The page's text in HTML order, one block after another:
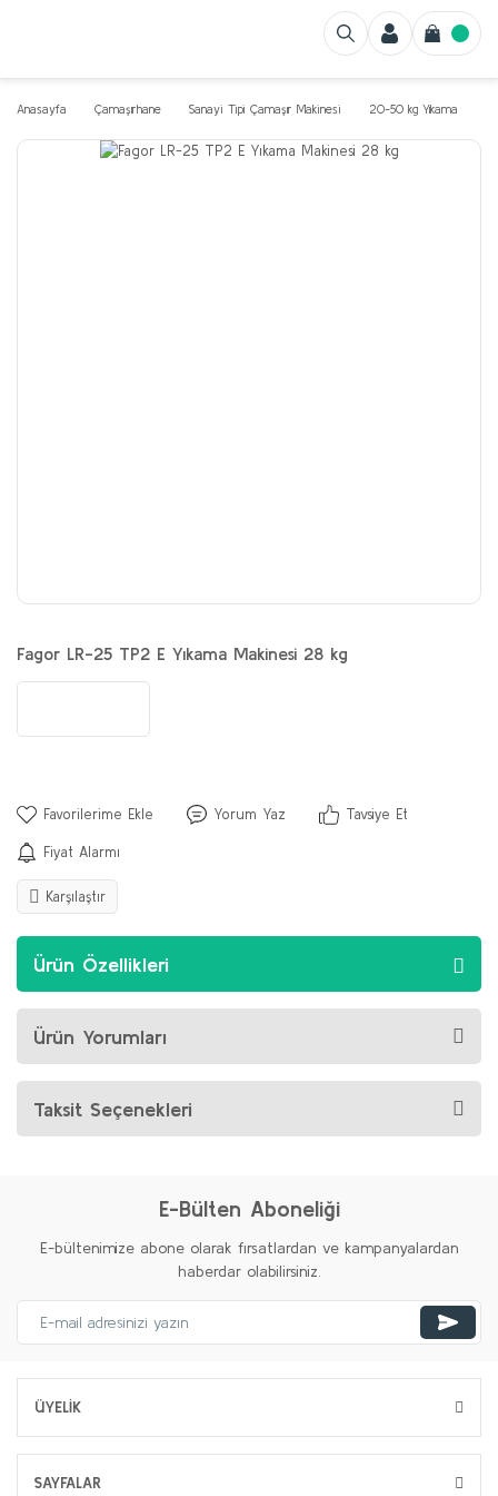
Anasayfa Çamaşırhane Sanayi Tipi Çamaşır Makinesi 20-50 kg Yıkama
Fagor LR-25 TP2 E Yıkama Makinesi 28 kg
Yorum Yaz Tavsiye Et
Fiyat Alarmı
Karşılaştır
Ürün Özellikleri
Ürün Yorumları
Taksit Seçenekleri
E-Bülten Aboneliği
E-bültenimize abone olarak fırsatlardan ve kampanyalardan
haberdar olabilirsiniz.
ÜYELİK
SAYFALAR